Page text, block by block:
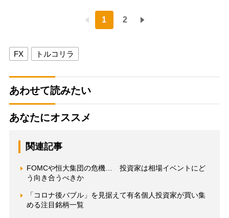
1 2
FX トルコリラ
あわせて読みたい
あなたにオススメ
関連記事
FOMCや恒大集団の危機… 投資家は相場イベントにど
う向き合うべきか
「コロナ後バブル」を見据えて有名個人投資家が買い集
める注目銘柄一覧